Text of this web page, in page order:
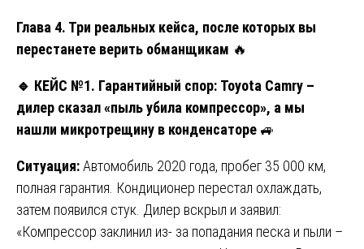
Глава 4. Три реальных кейса, после которых вы
перестанете верить обманщикам 🔥
🔹 КЕЙС №1. Гарантийный спор: Toyota Camry –
дилер сказал «пыль убила компрессор», а мы
нашли микротрещину в конденсаторе 🚙
Ситуация:Автомобиль 2020 года, пробег 35 000 км,
полная гарантия. Кондиционер перестал охлаждать,
затем появился стук. Дилер вскрыл и заявил:
«Компрессор заклинил из- за попадания песка и пыли –